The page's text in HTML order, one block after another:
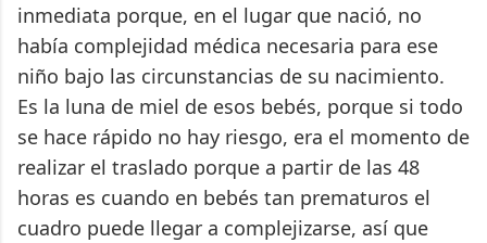
inmediata porque, en el lugar que nació, no
había complejidad médica necesaria para ese
niño bajo las circunstancias de su nacimiento.
Es la luna de miel de esos bebés, porque si todo
se hace rápido no hay riesgo, era el momento de
realizar el traslado porque a partir de las 48
horas es cuando en bebés tan prematuros el
cuadro puede llegar a complejizarse, así que